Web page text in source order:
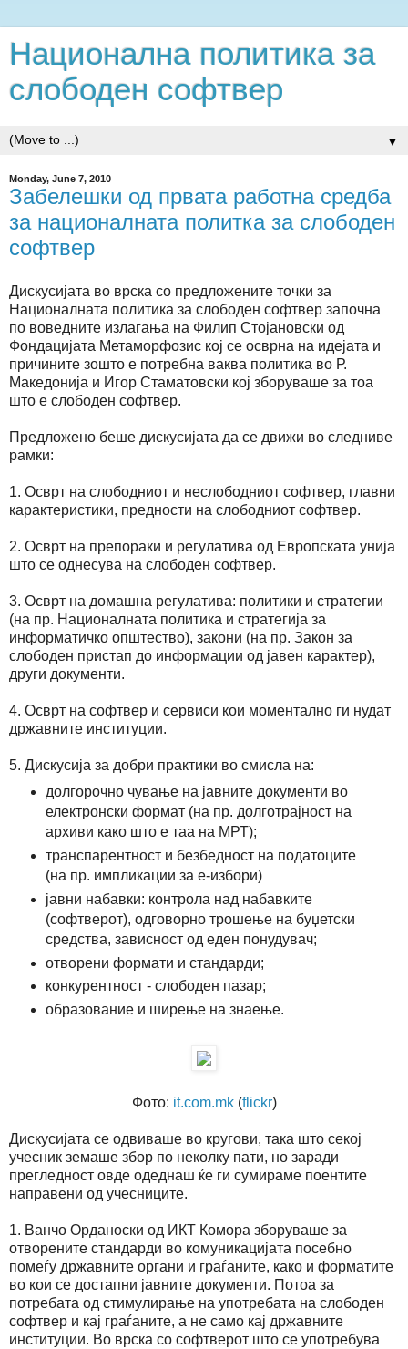
Национална политика за
слободен софтвер
▼
Monday, June 7, 2010
Забелешки од првата работна средба
за националната политка за слободен
софтвер
Дискусијата во врска со предложените точки за
Националната политика за слободен софтвер започна
по воведните излагања на Филип Стојановски од
Фондацијата Метаморфозис кој се осврна на идејата и
причините зошто е потребна ваква политика во Р.
Македонија и Игор Стаматовски кој зборуваше за тоа
што е слободен софтвер.
Предложено беше дискусијата да се движи во следниве
рамки:
1. Осврт на слободниот и неслободниот софтвер, главни
карактеристики, предности на слободниот софтвер.
2. Осврт на препораки и регулатива од Европската унија
што се однесува на слободен софтвер.
3. Осврт на домашна регулатива: политики и стратегии
(на пр. Националната политика и стратегија за
информатичко општество), закони (на пр. Закон за
слободен пристап до информации од јавен карактер),
други документи.
4. Осврт на софтвер и сервиси кои моментално ги нудат
државните институции.
5. Дискусија за добри практики во смисла на:
долгорочно чување на јавните документи во
електронски формат (на пр. долготрајност на
архиви како што е таа на МРТ);
транспарентност и безбедност на податоците
(на пр. импликации за е-избори)
јавни набавки: контрола над набавките
(софтверот), одговорно трошење на буџетски
средства, зависност од еден понудувач;
отворени формати и стандарди;
конкурентност - слободен пазар;
образование и ширење на знаење.
Фото: it.com.mk(flickr)
Дискусијата се одвиваше во кругови, така што секој
учесник земаше збор по неколку пати, но заради
прегледност овде одеднаш ќе ги сумираме поентите
направени од учесниците.
1. Ванчо Орданоски од ИКТ Комора зборуваше за
отворените стандарди во комуникацијата посебно
помеѓу државните органи и граѓаните, како и форматите
во кои се достапни јавните документи. Потоа за
потребата од стимулирање на употребата на слободен
софтвер и кај граѓаните, а не само кај државните
институции. Во врска со софтверот што се употребува